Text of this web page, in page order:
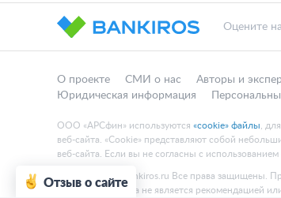
Оцените
О проекте СМИ о нас Авторы и
Юридическая информация
ООО «АРСфин» используются «cookie» файлы ,
веб-сайта. «Cookie» представляют собой
веб-сайта. Если вы не согласны с
© 2015 - 2026 Bankiros.ru Все права защищены.
Содержание сайта не является рекомендацией
Отзыв о сайте